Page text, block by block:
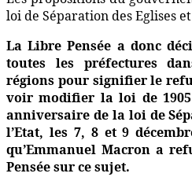
loi de Séparation des Eglises
La Libre Pensée a donc
toutes les préfectures
régions pour signifier le
voir modifier la loi de 1905
anniversaire de la loi de
l’Etat, les 7, 8 et 9
qu’Emmanuel Macron a
Pensée sur ce sujet.